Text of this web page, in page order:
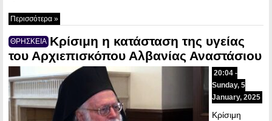
Περισσότερα »
ΘΡΗΣΚΕΙΑ Κρίσιμη η κατάσταση της υγείας
του Αρχιεπισκόπου Αλβανίας Αναστάσιου
20:04 -
Sunday, 5
January, 2025
Κρίσιμη